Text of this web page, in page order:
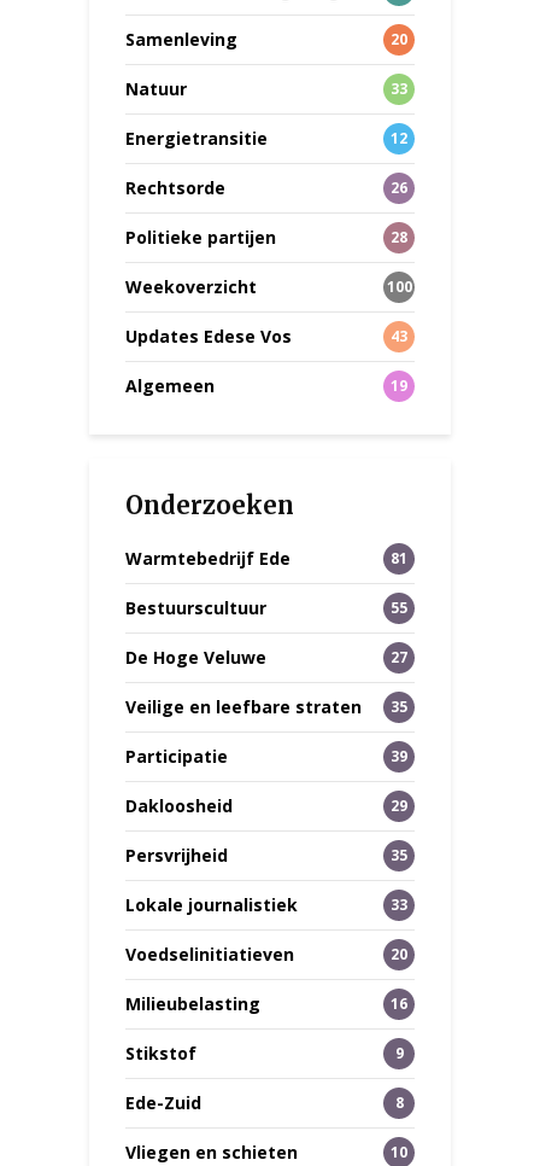
Samenleving 20
Natuur 33
Energietransitie 12
Rechtsorde 26
Politieke partijen 28
Weekoverzicht 100
Updates Edese Vos 43
Algemeen 19
Onderzoeken
Warmtebedrijf Ede 81
Bestuurscultuur 55
De Hoge Veluwe 27
Veilige en leefbare straten 35
Participatie 39
Dakloosheid 29
Persvrijheid 35
Lokale journalistiek 33
Voedselinitiatieven 20
Milieubelasting 16
Stikstof 9
Ede-Zuid 8
Vliegen en schieten 10